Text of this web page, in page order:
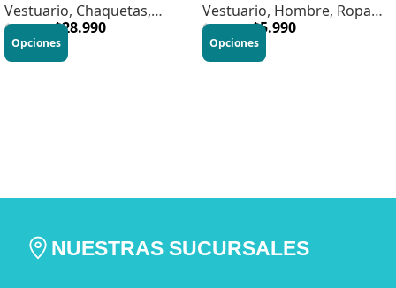
Vestuario, Chaquetas,
Hombre
$69.990 $28.990
Opciones
Vestuario, Hombre, Ropa
Interior
$12.990 $5.990
Opciones
NUESTRAS SUCURSALES